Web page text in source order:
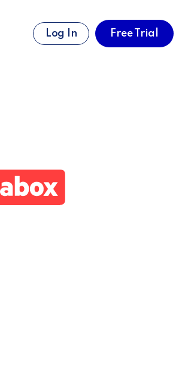
Log In Free Trial